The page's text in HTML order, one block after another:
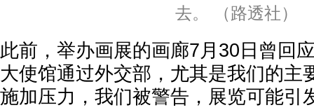
去。 （路透社）
此前，举办画展的画廊7月30日曾回
大使馆通过外交部，尤其是我们的主
施加压力，我们被警告，展览可能引